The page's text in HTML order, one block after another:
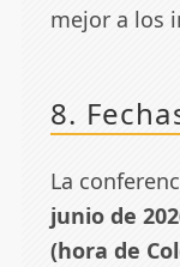
mejor a los
8.
La
junio de
(hora de